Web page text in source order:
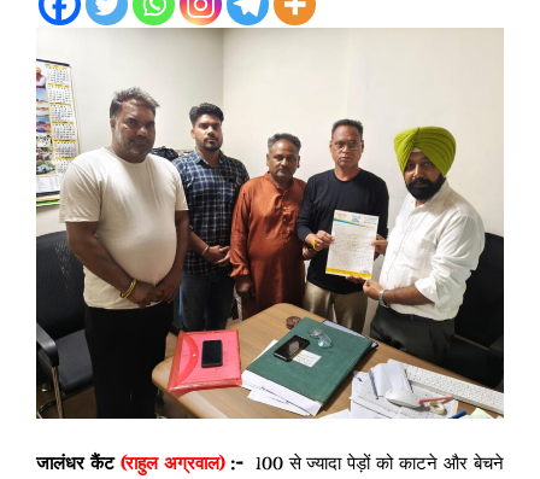
जालंधर कैंट(राहुल अग्रवाल):- 100 से ज्यादा पेड़ों को काटने और बेचने